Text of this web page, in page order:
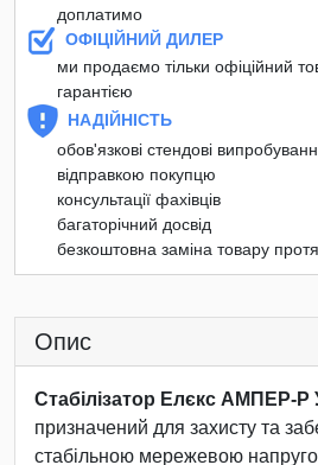
доплатимо
ОФІЦІЙНИЙ ДИЛЕР
ми продаємо тільки офіційний
гарантією
НАДІЙНІСТЬ
обов'язкові стендові
відправкою покупцю
консультації фахівців
багаторічний досвід
безкоштовна заміна товару
Опис
Стабілізатор Елєкс АМПЕР-Р
призначений для захисту та
стабільною мережевою